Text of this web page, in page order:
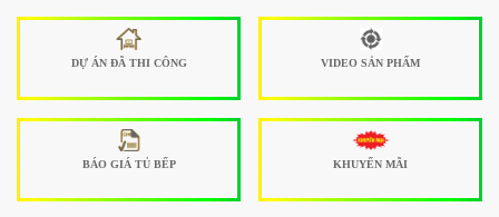
DỰ ÁN ĐÃ THI CÔNG VIDEO SẢN PHẨM
BÁO GIÁ TỦ BẾP KHUYẾN MÃI